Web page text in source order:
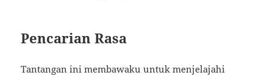
Pencarian Rasa
Tantangan ini membawaku untuk menjelajahi